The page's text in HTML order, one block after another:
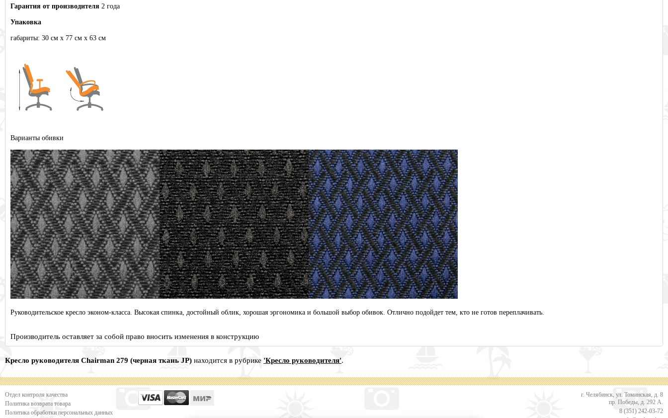
Гарантия от производителя 2 года
Упаковка
габариты: 30 см х 77 см х 63 см
Варианты обивки
Руководительское кресло эконом-класса. Высокая спинка, достойный облик, хорошая эргономика и большой выбор обивок. Отлично подойдет тем, кто не готов переплачивать.
Производитель оставляет за собой право вносить изменения в конструкцию
Кресло руководителя Сhairman 279 (черная ткань JP) находится в рубрике 'Кресло руководителя'.
Отдел контроля качества
Политика возврата товара
Политика обработки персональных данных
г. Челябинск, ул. Томинская, д. 8
пр. Победы, д. 292 А.
8 (351) 242-03-72